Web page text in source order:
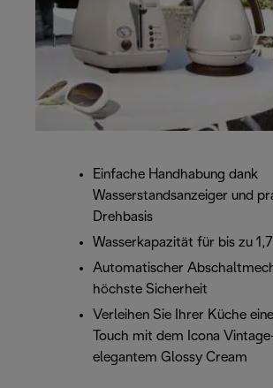
Einfache Handhabung dank
Wasserstandsanzeiger und
Drehbasis
Wasserkapazität für bis zu
Automatischer
höchste Sicherheit
Verleihen Sie Ihrer Küche
Touch mit dem Icona
elegantem Glossy Cream